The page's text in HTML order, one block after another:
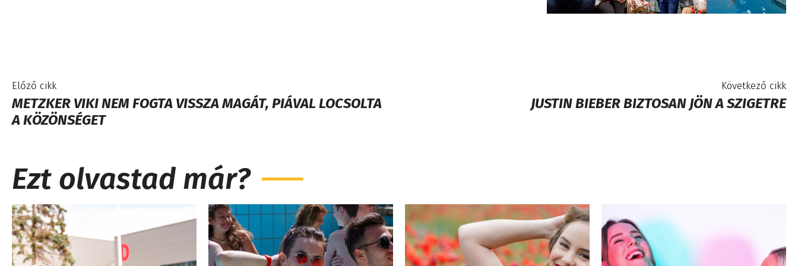
Előző cikk
METZKER VIKI NEM FOGTA VISSZA MAGÁT, PIÁVAL LOCSOLTA
A KÖZÖNSÉGET
Következő cikk
JUSTIN BIEBER BIZTOSAN JÖN A SZIGETRE
Ezt olvastad már?